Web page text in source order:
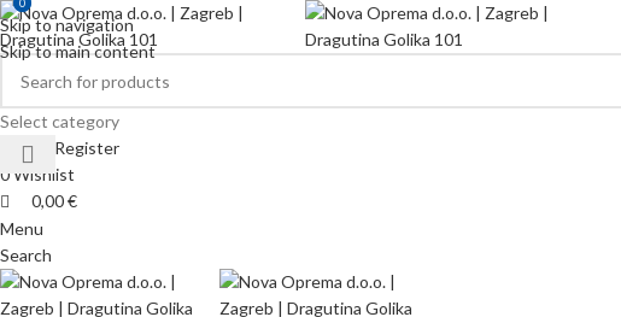
Skip to navigation
Skip to main content
Select category
Login / Register
0 Wishlist
0
0,00€
Menu
Search
0